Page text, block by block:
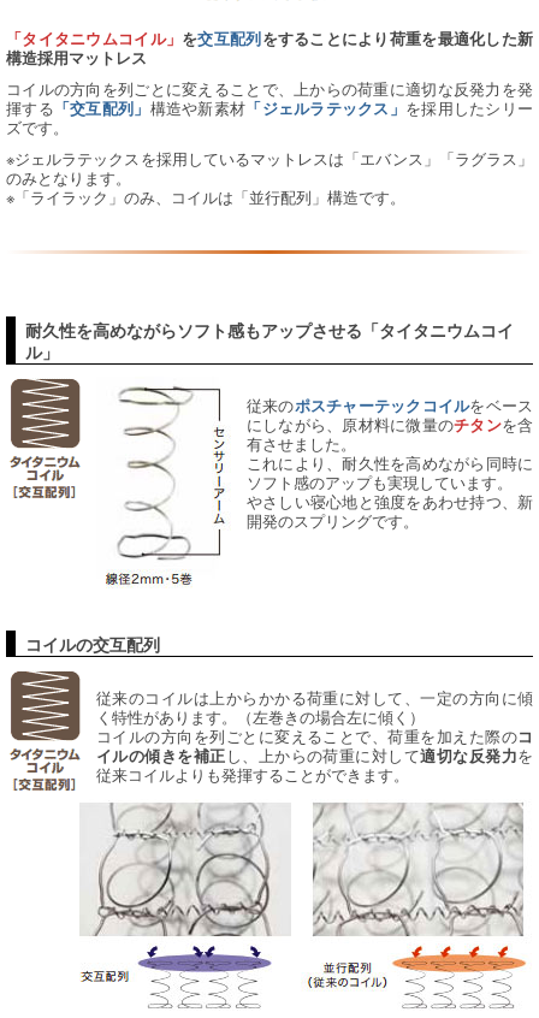
「タイタニウムコイル」 を交互配列をすることにより荷重を最適化した新
構造採用マットレス
コイルの方向を列ごとに変えることで、上からの荷重に適切な反発力を発
揮する 「交互配列」 構造や新素材 「ジェルラテックス」 を採用したシリー
ズです。
※ジェルラテックスを採用しているマットレスは「エバンス」「ラグラス」
のみとなります。
※「ライラック」のみ、コイルは「並行配列」構造です。
耐久性を高めながらソフト感もアップさせる「タイタニウムコイ
ル」
従来のポスチャーテックコイルをベース
にしながら、原材料に微量のチタンを含
有させました。
これにより、耐久性を高めながら同時に
ソフト感のアップも実現しています。
やさしい寝心地と強度をあわせ持つ、新
開発のスプリングです。
コイルの交互配列
従来のコイルは上からかかる荷重に対して、一定の方向に傾
く特性があります。（左巻きの場合左に傾く）
コイルの方向を列ごとに変えることで、荷重を加えた際のコ
イルの傾きを補正し、上からの荷重に対して適切な反発力を
従来コイルよりも発揮することができます。